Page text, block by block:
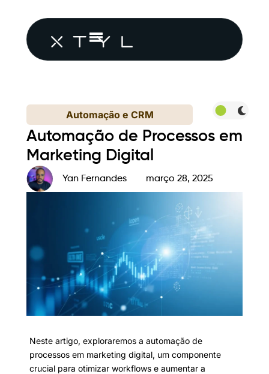
Automação e CRM
Automação de Processos em
Marketing Digital
Yan Fernandes março 28, 2025
Neste artigo, exploraremos a automação de
processos em marketing digital, um componente
crucial para otimizar workflows e aumentar a